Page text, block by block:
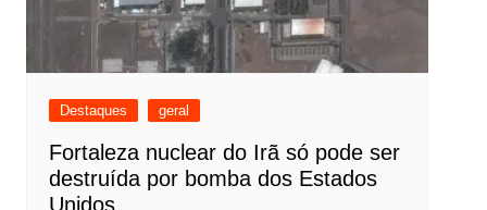
Destaques geral
Fortaleza nuclear do Irã só pode ser
destruída por bomba dos Estados
Unidos